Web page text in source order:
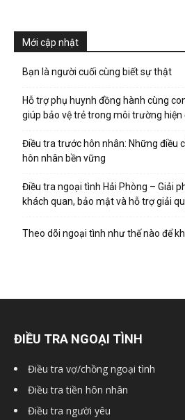
Mới cập nhật
Bạn là người cuối cùng biết sự thật
Hỗ trợ phụ huynh đồng hành cùng
giúp bảo vệ trẻ trong môi trường hiện
Điều tra trước hôn nhân: Những điều
hôn nhân bền vững
Điều tra ngoại tình Hải Phòng – Giải
khách quan, bảo mật và hỗ trợ giải
Theo dõi ngoại tình như thế nào để
ĐIỀU TRA NGOẠI TÌNH
Điều tra vợ/chồng ngoại tình
Điều tra tiền hôn nhân
Điều tra người yêu